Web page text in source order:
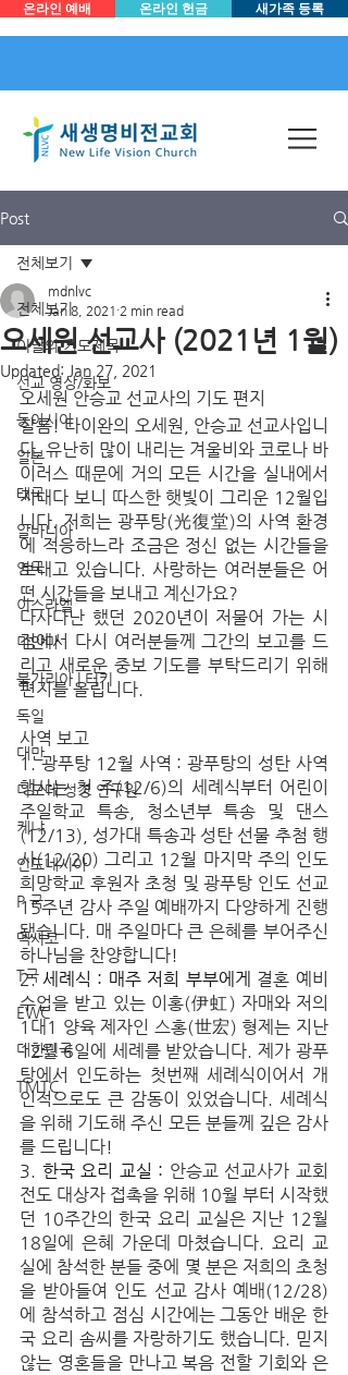
온라인 예배 온라인 헌금 새가족 등록
Post
전체보기
이달의 기도제목
선교 영상/화보
동아시아
일본
태국
알바니아
영국
이스라엘
미얀마
불가리아 | 터키
독일
대만
디모데 성경 연구원
케냐
인도네시아
P 국
멕시코
T국
EWC
대한민국
TMTC
전체보기
오세원 선교사 (2021년 1월)
mdnlvc
Jan 8, 2021 2 min read
Updated: Jan 27, 2021
오세원 안승교 선교사의 기도 편지
샬롬! 타이완의 오세원, 안승교 선교사입니
다. 유난히 많이 내리는 겨울비와 코로나 바
이러스 때문에 거의 모든 시간을 실내에서
지내다 보니 따스한 햇빛이 그리운 12월입
니다. 저희는 광푸탕(光復堂)의 사역 환경
에 적응하느라 조금은 정신 없는 시간들을
보내고 있습니다. 사랑하는 여러분들은 어
떤 시간들을 보내고 계신가요?
다사다난 했던 2020년이 저물어 가는 시
점에서 다시 여러분들께 그간의 보고를 드
리고 새로운 중보 기도를 부탁드리기 위해
편지를 올립니다.
사역 보고
1. 광푸탕 12월 사역 : 광푸탕의 성탄 사역
행사는 첫 주(12/6)의 세례식부터 어린이
주일학교 특송, 청소년부 특송 및 댄스
(12/13), 성가대 특송과 성탄 선물 추첨 행
사(12/20) 그리고 12월 마지막 주의 인도
희망학교 후원자 초청 및 광푸탕 인도 선교
15주년 감사 주일 예배까지 다양하게 진행
됐습니다. 매 주일마다 큰 은혜를 부어주신
하나님을 찬양합니다!
2. 세례식 : 매주 저희 부부에게 결혼 예비
수업을 받고 있는 이홍(伊虹) 자매와 저의
1대1 양육 제자인 스홍(世宏) 형제는 지난
12월 6일에 세례를 받았습니다. 제가 광푸
탕에서 인도하는 첫번째 세례식이어서 개
인적으로도 큰 감동이 있었습니다. 세례식
을 위해 기도해 주신 모든 분들께 깊은 감사
를 드립니다!
3. 한국 요리 교실 : 안승교 선교사가 교회
전도 대상자 접촉을 위해 10월 부터 시작했
던 10주간의 한국 요리 교실은 지난 12월
18일에 은혜 가운데 마쳤습니다. 요리 교
실에 참석한 분들 중에 몇 분은 저희의 초청
을 받아들여 인도 선교 감사 예배(12/28)
에 참석하고 점심 시간에는 그동안 배운 한
국 요리 솜씨를 자랑하기도 했습니다. 믿지
않는 영혼들을 만나고 복음 전할 기회와 은